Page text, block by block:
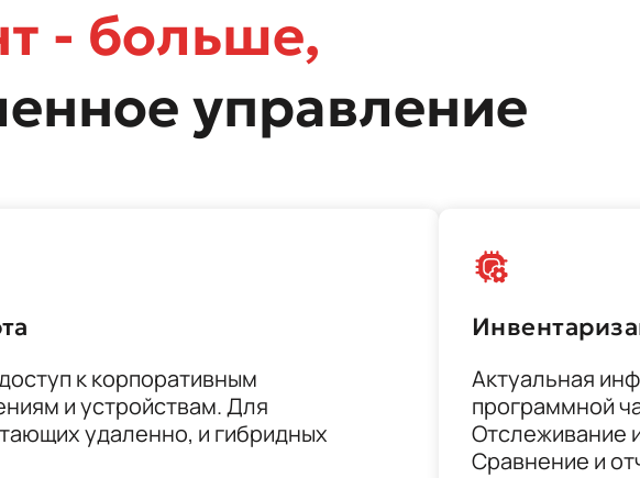
- больше,
управление
к корпоративным
и устройствам. Для
удаленно, и гибридных
Актуальная
программной
Отслеживание
Сравнение и